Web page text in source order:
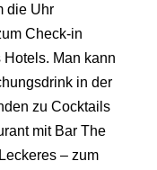
die Uhr
Check-in
Man kann
in der
zu Cocktails
mit Bar The
– zum